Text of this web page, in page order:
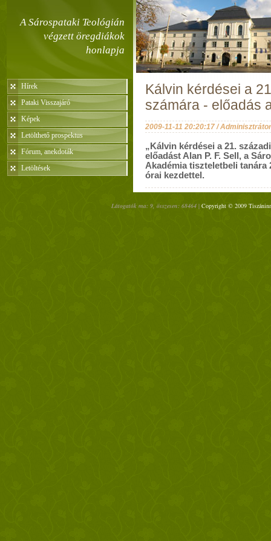
A Sárospataki Teológián
végzett öregdiákok
honlapja
Hírek
Pataki Visszajáró
Képek
Letölthető prospektus
Fórum, anekdoták
Letöltések
Kálvin kérdései a
számára - előadás
2009-11-11 20:20:17 / Adminisztrátor
„Kálvin kérdései a 21.
előadást Alan P. F. Sell, a
Akadémia tiszteletbeli tanára
órai kezdettel.
Látogatók ma: 9, összesen: 68464 | Copyright © 2009